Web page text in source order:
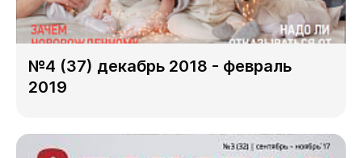
№4 (37) декабрь 2018 - февраль
2019